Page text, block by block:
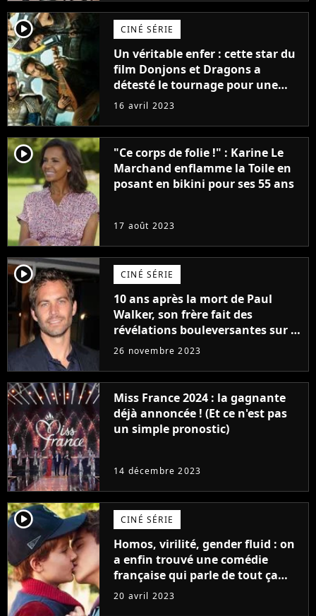
player2 CINÉ SÉRIE
Un véritable enfer : cette star du
film Donjons et Dragons a
détesté le tournage pour une
raison très spéciale
16 avril 2023
player2
"Ce corps de folie !" : Karine Le
Marchand enflamme la Toile en
posant en bikini pour ses 55 ans
17 août 2023
player2 CINÉ SÉRIE
10 ans après la mort de Paul
Walker, son frère fait des
révélations bouleversantes sur la
réaction des acteurs de Fast and
26 novembre 2023
Miss France 2024 : la gagnante
déjà annoncée ! (Et ce n'est pas
un simple pronostic)
14 décembre 2023
player2 CINÉ SÉRIE
Homos, virilité, gender fluid : on
a enfin trouvé une comédie
française qui parle de tout ça
sans être super ringarde
20 avril 2023